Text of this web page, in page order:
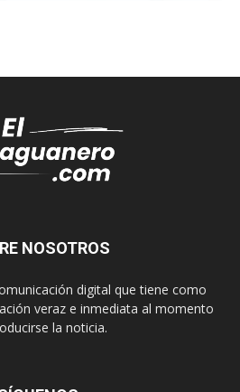
NOSOTROS
digital que tiene como
veraz e inmediata al momento
la noticia.